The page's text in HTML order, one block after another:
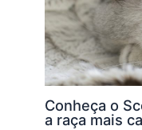
Conheça o
a raça mais